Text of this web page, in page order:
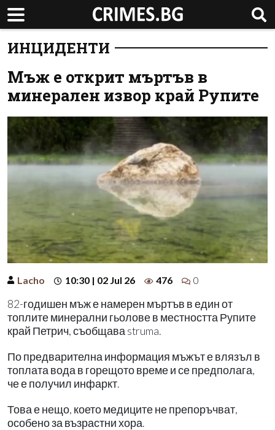
ИНЦИДЕНТИ
Мъж е открит мъртъв в
минерален извор край Рупите
Lacho 10:30 | 02 Jul 26 476 0
82-годишен мъж е намерен мъртъв в един от
топлите минерални гьолове в местността Рупите
край Петрич, съобщава struma.
По предварителна информация мъжът е влязъл в
топлата вода в горещото време и се предполага,
че е получил инфаркт.
Това е нещо, което медиците не препоръчват,
особено за възрастни хора.